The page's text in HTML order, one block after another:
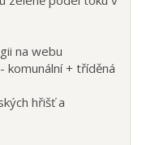
na webu
komunální + tříděná
hřišť a